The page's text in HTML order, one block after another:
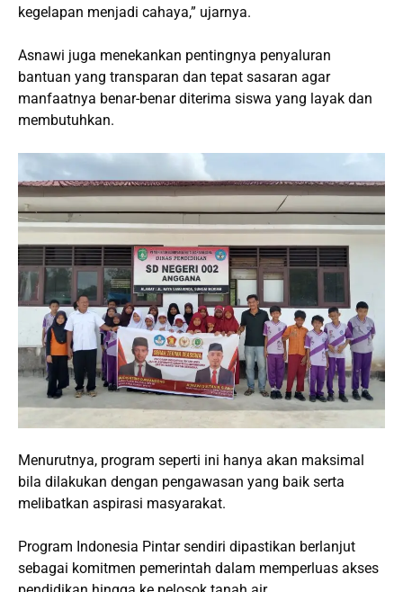
kegelapan menjadi cahaya,” ujarnya.
Asnawi juga menekankan pentingnya penyaluran
bantuan yang transparan dan tepat sasaran agar
manfaatnya benar-benar diterima siswa yang layak dan
membutuhkan.
Menurutnya, program seperti ini hanya akan maksimal
bila dilakukan dengan pengawasan yang baik serta
melibatkan aspirasi masyarakat.
Program Indonesia Pintar sendiri dipastikan berlanjut
sebagai komitmen pemerintah dalam memperluas akses